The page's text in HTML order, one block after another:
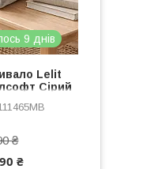
9 днів
Lelit
Сірий
₴
₴